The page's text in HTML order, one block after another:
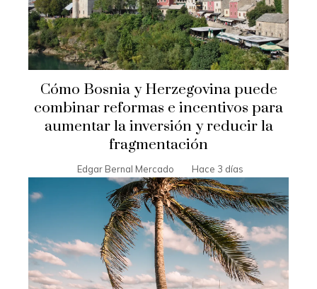
Cómo Bosnia y Herzegovina puede
combinar reformas e incentivos para
aumentar la inversión y reducir la
fragmentación
Edgar Bernal Mercado Hace 3 días